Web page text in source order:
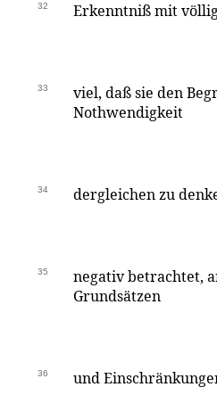
32 Erkenntniß mit
33
viel, daß sie den
Nothwendigkeit
34 dergleichen zu
35
negativ betrachtet,
Grundsätzen
36 und